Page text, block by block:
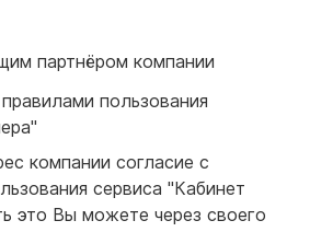
партнёром компании
пользования
компании согласие с
сервиса "Кабинет
это Вы можете через своего